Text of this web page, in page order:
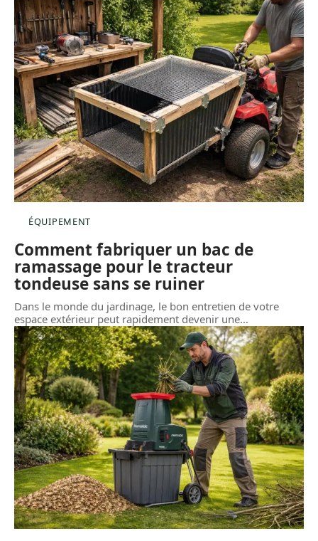
ÉQUIPEMENT
Comment fabriquer un bac de
ramassage pour le tracteur
tondeuse sans se ruiner
Dans le monde du jardinage, le bon entretien de votre
espace extérieur peut rapidement devenir une…